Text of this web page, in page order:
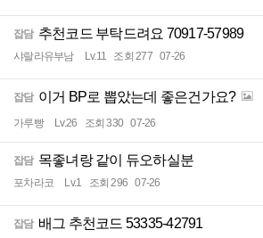
잡담 추천코드 부탁드려요 70917-57989
샤랄라유부남 Lv.11 조회 277 07-26
잡담 이거 BP로 뽑았는데 좋은건가요?
가루빵 Lv.26 조회 330 07-26
잡담 목좋녀랑 같이 듀오하실분
포차라코 Lv.1 조회 296 07-26
잡담 배그 추천코드 53335-42791